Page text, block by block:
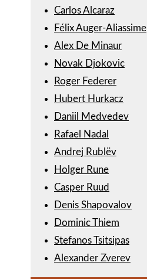
Carlos Alcaraz
Félix Auger-Aliassime
Alex De Minaur
Novak Djokovic
Roger Federer
Hubert Hurkacz
Daniil Medvedev
Rafael Nadal
Andrej Rublëv
Holger Rune
Casper Ruud
Denis Shapovalov
Dominic Thiem
Stefanos Tsitsipas
Alexander Zverev